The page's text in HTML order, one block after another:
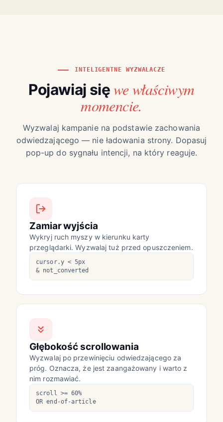
INTELIGENTNE WYZWALACZE
Pojawiaj sięwe właściwym
momencie.
Wyzwalaj kampanie na podstawie zachowania
odwiedzającego — nie ładowania strony. Dopasuj
pop-up do sygnału intencji, na który reaguje.
Zamiar wyjścia
Wykryj ruch myszy w kierunku karty
przeglądarki. Wyzwalaj tuż przed opuszczeniem.
cursor.y < 5px
& not_converted
Głębokość scrollowania
Wyzwalaj po przewinięciu odwiedzającego za
próg. Oznacza, że jest zaangażowany i warto z
nim rozmawiać.
scroll >= 60%
OR end-of-article